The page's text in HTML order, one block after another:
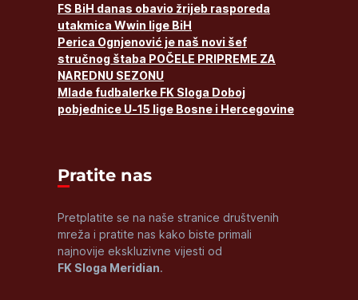
FS BiH danas obavio žrijeb rasporeda
utakmica Wwin lige BiH
Perica Ognjenović je naš novi šef
stručnog štaba POČELE PRIPREME ZA
NAREDNU SEZONU
Mlade fudbalerke FK Sloga Doboj
pobjednice U-15 lige Bosne i Hercegovine
Pratite nas
Pretplatite se na naše stranice društvenih
mreža i pratite nas kako biste primali
najnovije ekskluzivne vijesti od
FK Sloga Meridian.